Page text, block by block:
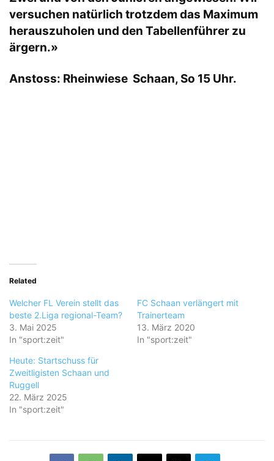
versuchen natürlich trotzdem das Maximum
herauszuholen und den Tabellenführer zu
ärgern.»
Anstoss: Rheinwiese Schaan, So 15 Uhr.
Related
Welcher FL Verein stellt das
beste 2.Liga regional-Team?
3. Mai 2025
In "sport:zeit"
FC Schaan verlängert mit
Trainerteam
13. März 2020
In "sport:zeit"
Heute: Startschuss für
Zweitligisten Schaan und
Ruggell
22. März 2025
In "sport:zeit"